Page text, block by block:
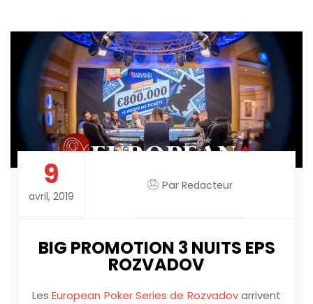
9
avril, 2019
Par Redacteur
BIG PROMOTION 3 NUITS EPS
ROZVADOV
LesEuropean Poker Series de Rozvadovarrivent